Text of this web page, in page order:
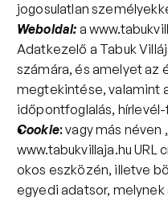
jogosulatlan
Weboldal: a
Adatkezelő a Tabuk
számára, és amelyet
megtekintése, valamint
időpontfoglalás,
Cookie:
www.tabukvillaja.hu URL
okos eszközén, illetve
egyedi adatsor,